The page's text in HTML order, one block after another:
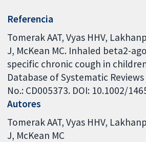
Referencia
Tomerak AAT, Vyas HHV,
J, McKean MC. Inhaled beta2-
specific chronic cough in
Database of Systematic Reviews
No.: CD005373. DOI: 10.1002/
Autores
Tomerak AAT Vyas HHV
J McKean MC